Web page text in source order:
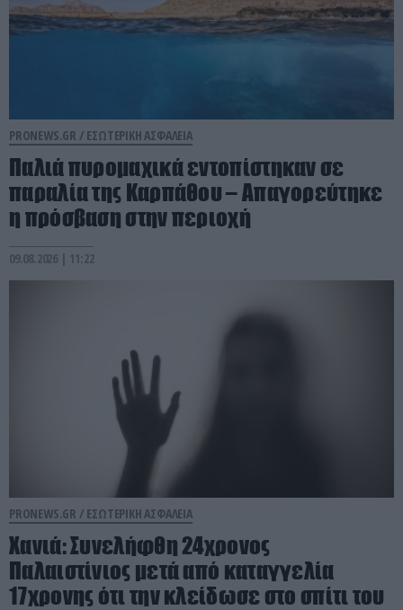
PRONEWS.GR / ΕΣΩΤΕΡΙΚΗ ΑΣΦΑΛΕΙΑ
Παλιά πυρομαχικά εντοπίστηκαν σε
παραλία της Καρπάθου – Απαγορεύτηκε
η πρόσβαση στην περιοχή
09.08.2026 | 11:22
PRONEWS.GR / ΕΣΩΤΕΡΙΚΗ ΑΣΦΑΛΕΙΑ
Χανιά: Συνελήφθη 24χρονος
Παλαιστίνιος μετά από καταγγελία
17χρονης ότι την κλείδωσε στο σπίτι του